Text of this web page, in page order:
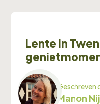
Lente in
Geschreven
Manon